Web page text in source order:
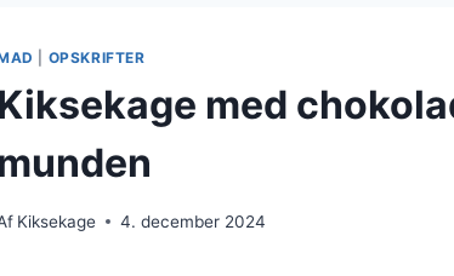
OPSKRIFTER
Kiksekage med
munden
Kiksekage 4. december 2024